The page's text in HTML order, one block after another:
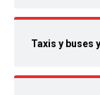
Taxis y buses